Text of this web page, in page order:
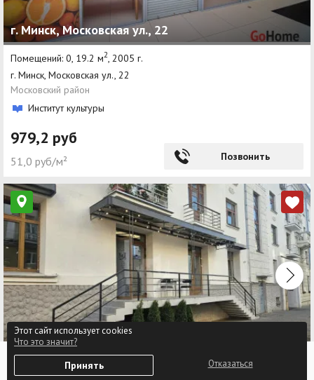
г. Минск, Московская ул., 22
Помещений: 0, 19.2 м2, 2005 г.
г. Минск, Московская ул., 22
Московский район
Институт культуры
979,2 руб
51,0 руб/м² Позвонить
г. Минск, Маркса ул., 25
Избранное Войти
Этот сайт использует cookies
Что это значит?
Принять Отказаться